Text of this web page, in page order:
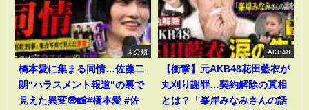
未分類
橋本愛に集まる同情…佐藤二
朗“ハラスメント報道”の裏で
見えた異変😨📸#橋本愛 #佐
AKB48
【衝撃】元AKB48花田藍衣が
丸刈り謝罪…契約解除の真相
とは？「峯岸みなみさんの話